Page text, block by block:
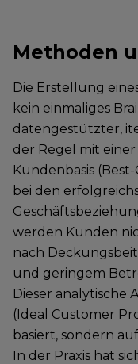
Methoden
Die Erstellung
kein einmaliges
datengestützter,
der Regel mit
Kundenbasis
bei den
werden Kunden
nach
und geringem
Dieser analytische
(Ideal Customer
basiert, sondern
In der Praxis hat